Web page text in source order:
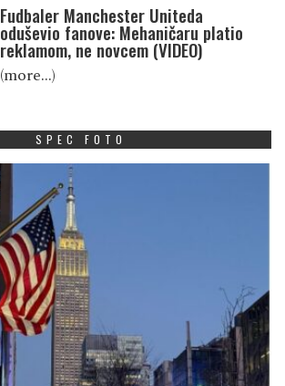
Fudbaler Manchester Uniteda
oduševio fanove: Mehaničaru platio
reklamom, ne novcem (VIDEO)
(more…)
SPEC FOTO